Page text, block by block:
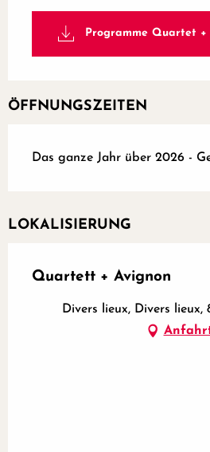
Programme Quartet +
ÖFFNUNGSZEITEN
Das ganze Jahr über 2026 -
LOKALISIERUNG
Quartett + Avignon
Divers lieux, Divers